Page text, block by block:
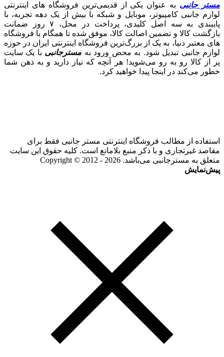
مستر جانبی به عنوان یکی از قدیمی‌ترین فروشگاه های اینترنتی
لوازم جانبی کامپیوتر، موبایل و شبکه با بیش از یک دهه تجربه، با
پایبندی به سه اصل کلیدی، پرداخت در محل، ۷ روز ضمانت
بازگشت کالا و تضمین اصالت کالا، موفق شده تا همگام با فروشگاه‌
های معتبر دنیا، به یک از بزرگ‌ترین فروشگاه اینترنتی ایران در حوزه
لوازم جانبی تبدیل شود. به محض ورود به مسترجانبی با یک سایت
پر از کالا رو به رو می‌شوید! هر آنچه که نیاز دارید و به ذهن شما
خطور می‌کند در اینجا پیدا خواهید کرد.
استفاده از مطالب فروشگاه اینترنتی مستر جانبی فقط برای
مقاصد غیرتجاری و با ذکر منبع بلامانع است. کلیه حقوق این سایت
متعلق به مسترجانبی می‌باشد. Copyright © 2012 - 2026
پیش‌نمایش